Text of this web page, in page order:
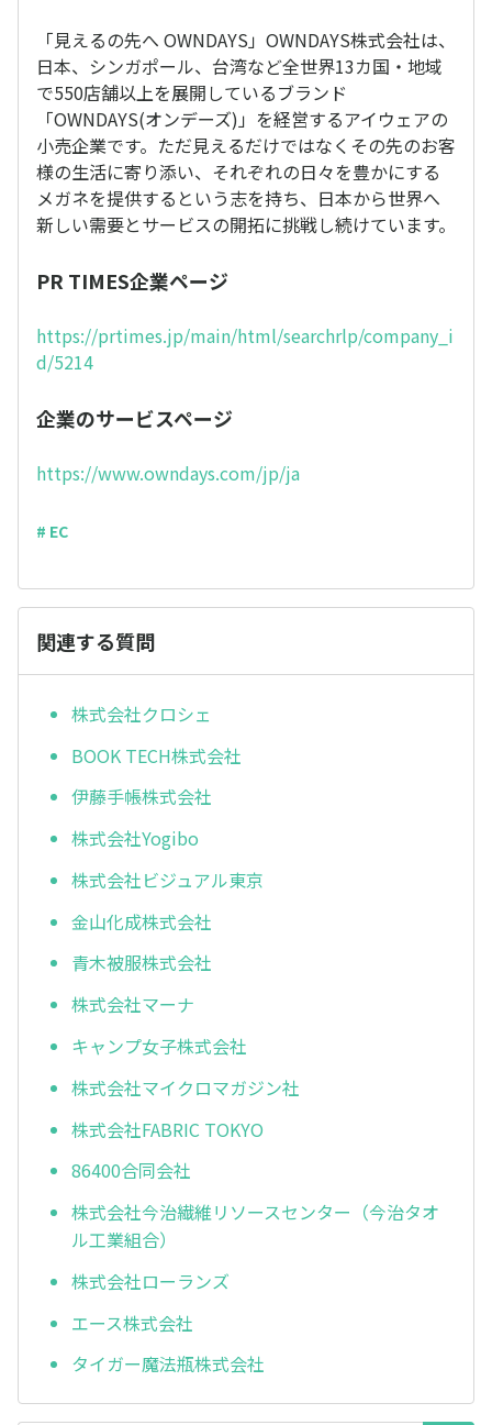
「見えるの先へ OWNDAYS」OWNDAYS株式会社は、
日本、シンガポール、台湾など全世界13カ国・地域
で550店舗以上を展開しているブランド
「OWNDAYS(オンデーズ)」を経営するアイウェアの
小売企業です。ただ見えるだけではなくその先のお客
様の生活に寄り添い、それぞれの日々を豊かにする
メガネを提供するという志を持ち、日本から世界へ
新しい需要とサービスの開拓に挑戦し続けています。
PR TIMES企業ページ
https://prtimes.jp/main/html/searchrlp/company_i
d/5214
企業のサービスページ
https://www.owndays.com/jp/ja
# EC
関連する質問
株式会社クロシェ
BOOK TECH株式会社
伊藤手帳株式会社
株式会社Yogibo
株式会社ビジュアル東京
金山化成株式会社
青木被服株式会社
株式会社マーナ
キャンプ女子株式会社
株式会社マイクロマガジン社
株式会社FABRIC TOKYO
86400合同会社
株式会社今治繊維リソースセンター（今治タオ
ル工業組合）
株式会社ローランズ
エース株式会社
タイガー魔法瓶株式会社